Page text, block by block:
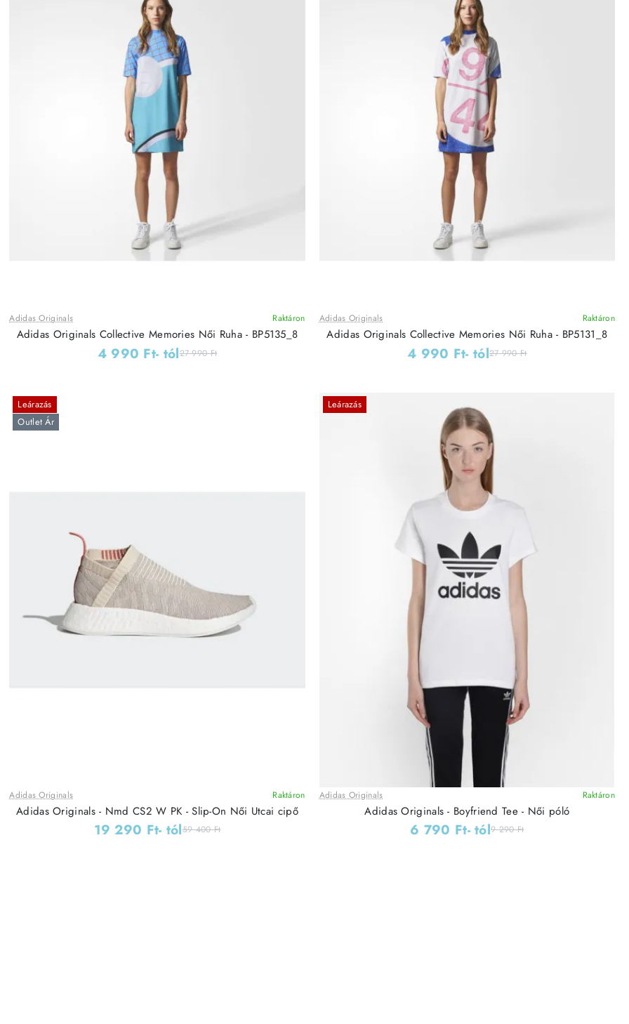
Adidas Originals Raktáron
Adidas Originals Collective Memories Női Ruha - BP5135_8
4 990 Ft- tól27 990 Ft
Adidas Originals Raktáron
Adidas Originals Collective Memories Női Ruha - BP5131_8
4 990 Ft- tól27 990 Ft
Leárazás
Outlet Ár
Adidas Originals Raktáron
Adidas Originals - Nmd CS2 W PK - Slip-On Női Utcai cipő
19 290 Ft- tól59 400 Ft
Leárazás
Adidas Originals Raktáron
Adidas Originals - Boyfriend Tee - Női póló
6 790 Ft- tól9 290 Ft